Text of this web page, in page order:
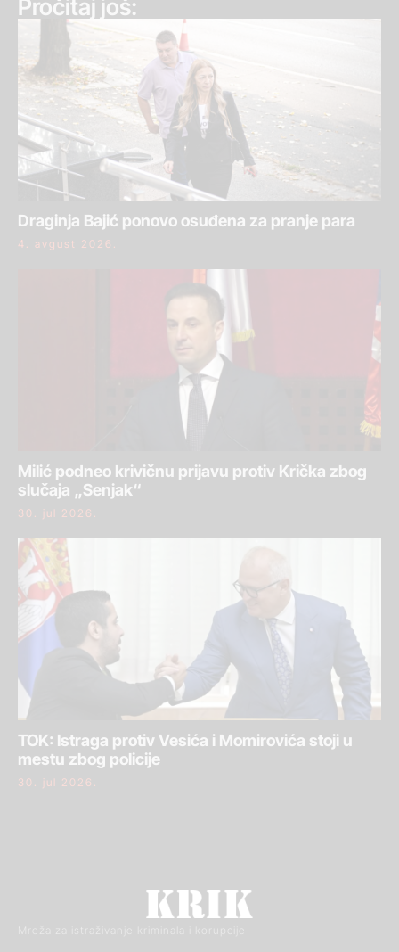
Pročitaj još:
Draginja Bajić ponovo osuđena za pranje para
4. avgust 2026.
Milić podneo krivičnu prijavu protiv Krička zbog
slučaja „Senjak“
30. jul 2026.
TOK: Istraga protiv Vesića i Momirovića stoji u
mestu zbog policije
30. jul 2026.
Mreža za istraživanje kriminala i korupcije